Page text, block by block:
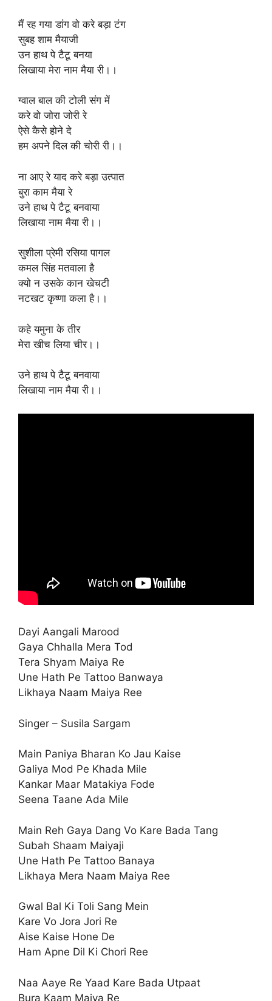
मैं रह गया डांग वो करे बड़ा टंग
सुबह शाम मैयाजी
उन हाथ पे टैटू बनया
लिखाया मेरा नाम मैया री।।
ग्वाल बाल की टोली संग में
करे वो जोरा जोरी रे
ऐसे कैसे होने दे
हम अपने दिल की चोरी री।।
ना आए रे याद करे बड़ा उत्पात
बुरा काम मैया रे
उने हाथ पे टैटू बनवाया
लिखाया नाम मैया री।।
सुशीला प्रेमी रसिया पागल
कमल सिंह मतवाला है
क्यो न उसके कान खेचटी
नटखट कृष्णा कला है।।
कहे यमुना के तीर
मेरा खीच लिया चीर।।
उने हाथ पे टैटू बनवाया
लिखाया नाम मैया री।।
Dayi Aangali Marood
Gaya Chhalla Mera Tod
Tera Shyam Maiya Re
Une Hath Pe Tattoo Banwaya
Likhaya Naam Maiya Ree
Singer – Susila Sargam
Main Paniya Bharan Ko Jau Kaise
Galiya Mod Pe Khada Mile
Kankar Maar Matakiya Fode
Seena Taane Ada Mile
Main Reh Gaya Dang Vo Kare Bada Tang
Subah Shaam Maiyaji
Une Hath Pe Tattoo Banaya
Likhaya Mera Naam Maiya Ree
Gwal Bal Ki Toli Sang Mein
Kare Vo Jora Jori Re
Aise Kaise Hone De
Ham Apne Dil Ki Chori Ree
Naa Aaye Re Yaad Kare Bada Utpaat
Bura Kaam Maiya Re